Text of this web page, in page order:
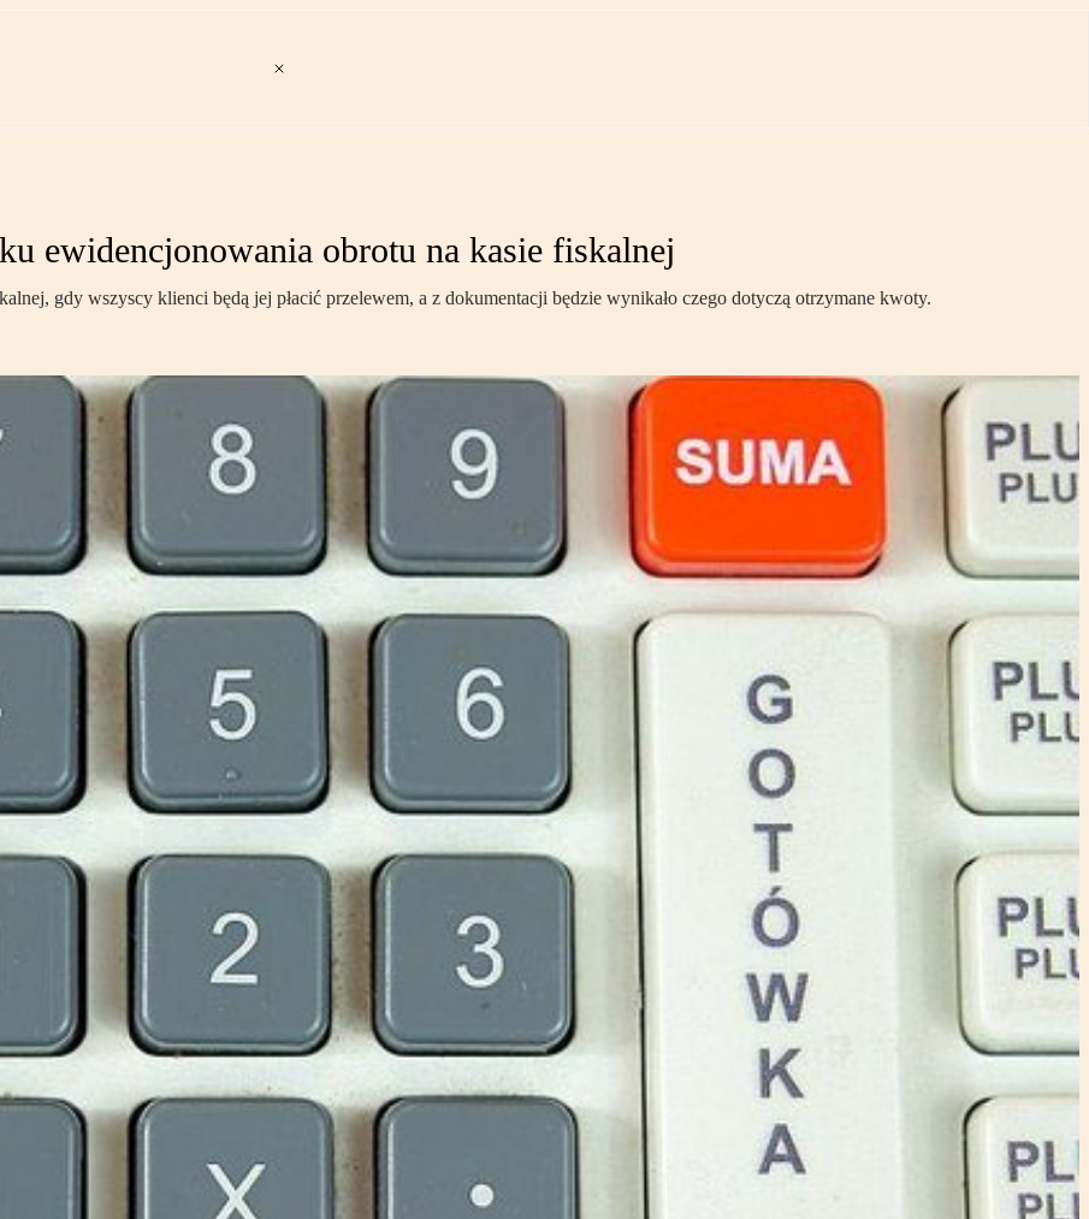
ewidencjonowania obrotu na kasie fiskalnej
gdy wszyscy klienci będą jej płacić przelewem, a z dokumentacji będzie wynikało czego dotyczą otrzymane kwoty.